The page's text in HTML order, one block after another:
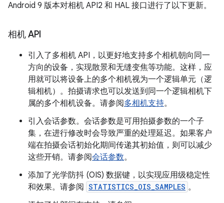
Android 9 版本对相机 API2 和 HAL 接口进行了以下更新。
相机 API
引入了多相机 API，以更好地支持多个相机朝向同一
方向的设备，实现散景和无缝变焦等功能。这样，应
用就可以将设备上的多个相机视为一个逻辑单元（逻
辑相机）。拍摄请求也可以发送到同一个逻辑相机下
属的多个相机设备。请参阅多相机支持。
引入会话参数。会话参数是可用拍摄参数的一个子
集，在进行修改时会导致严重的处理延迟。如果客户
端在拍摄会话初始化期间传递其初始值，则可以减少
这些开销。请参阅会话参数。
添加了光学防抖 (OIS) 数据键，以实现应用级稳定性
和效果。请参阅 STATISTICS_OIS_SAMPLES 。